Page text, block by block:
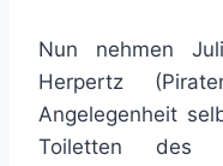
Nun nehmen
Herpertz
Angelegenheit
Toiletten des